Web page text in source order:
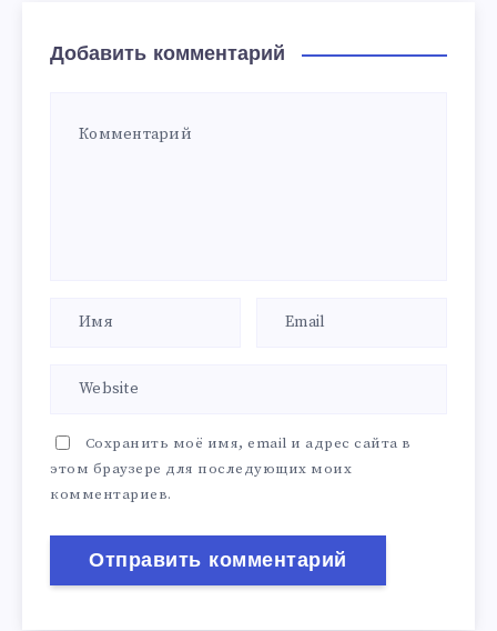
Добавить комментарий
Сохранить моё имя, email и адрес сайта в
этом браузере для последующих моих
комментариев.